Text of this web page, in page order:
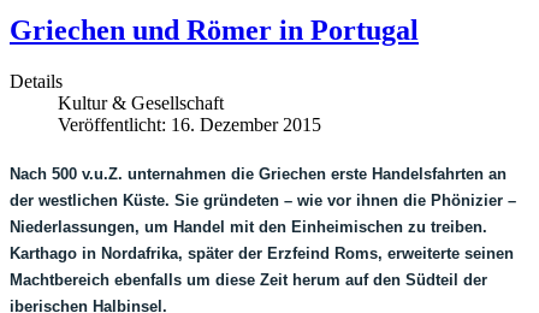
Griechen und Römer in Portugal
Details
Kultur & Gesellschaft
Veröffentlicht: 16. Dezember 2015
Nach 500 v.u.Z. unternahmen die Griechen erste Handelsfahrten an
der westlichen Küste. Sie gründeten – wie vor ihnen die Phönizier –
Niederlassungen, um Handel mit den Einheimischen zu treiben.
Karthago in Nordafrika, später der Erzfeind Roms, erweiterte seinen
Machtbereich ebenfalls um diese Zeit herum auf den Südteil der
iberischen Halbinsel.